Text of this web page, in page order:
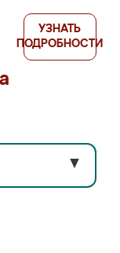
УЗНАТЬ
ПОДРОБНОСТИ
▼